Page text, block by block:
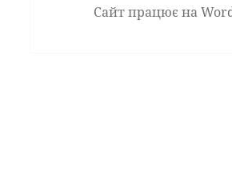
Сайт працює на